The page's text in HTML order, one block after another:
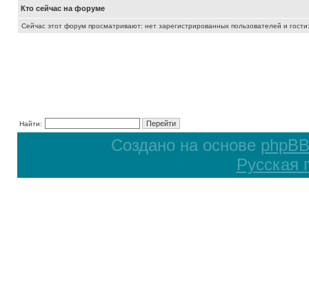
Кто сейчас на форуме
Сейчас этот форум просматривают: нет зарегистрированных пользователей и
Найти:
Создано на основе phpBB
Русская